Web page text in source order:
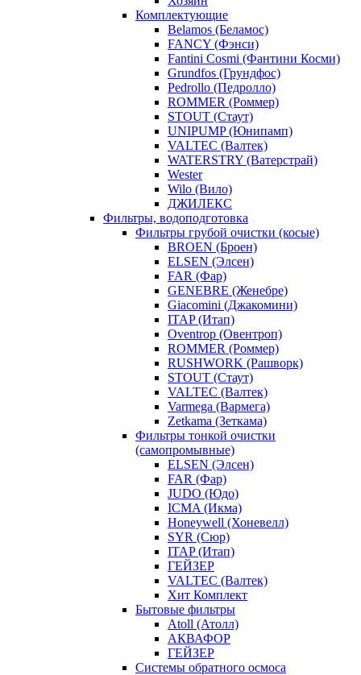
Комплектующие
Belamos (Беламос)
FANCY (Фэнси)
Fantini Cosmi (Фантини Косми)
Grundfos (Грундфос)
Pedrollo (Педролло)
ROMMER (Роммер)
STOUT (Стаут)
UNIPUMP (Юнипамп)
VALTEC (Валтек)
WATERSTRY (Ватерстрай)
Wester
Wilo (Вило)
ДЖИЛЕКС
Фильтры, водоподготовка
Фильтры грубой очистки (косые)
BROEN (Броен)
ELSEN (Элсен)
FAR (Фар)
GENEBRE (Женебре)
Giacomini (Джакомини)
ITAP (Итап)
Oventrop (Овентроп)
ROMMER (Роммер)
RUSHWORK (Рашворк)
STOUT (Стаут)
VALTEC (Валтек)
Varmega (Вармега)
Zetkama (Зеткама)
Фильтры тонкой очистки
(самопромывные)
ELSEN (Элсен)
FAR (Фар)
JUDO (Юдо)
ICMA (Икма)
Honeywell (Хоневелл)
SYR (Сюр)
ITAP (Итап)
ГЕЙЗЕР
VALTEC (Валтек)
Хит Комплект
Бытовые фильтры
Atoll (Атолл)
АКВАФОР
ГЕЙЗЕР
Системы обратного осмоса